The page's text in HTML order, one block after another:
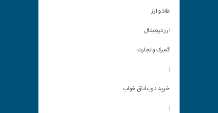
طلا و ارز
ارز دیجیتال
گمرک و تجارت
|
خرید درب اتاق خواب
|